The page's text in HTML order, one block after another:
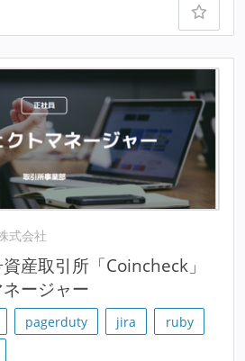
式会社
産取引所「Coincheck」
ージャー
pagerduty jira
ruby